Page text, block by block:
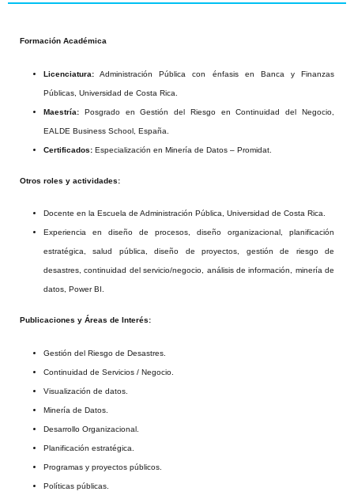
Formación Académica
Licenciatura: Administración Pública con énfasis en Banca y Finanzas
Públicas, Universidad de Costa Rica.
Maestría: Posgrado en Gestión del Riesgo en Continuidad del Negocio,
EALDE Business School, España.
Certificados: Especialización en Minería de Datos – Promidat.
Otros roles y actividades:
Docente en la Escuela de Administración Pública, Universidad de Costa Rica.
Experiencia en diseño de procesos, diseño organizacional, planificación
estratégica, salud pública, diseño de proyectos, gestión de riesgo de
desastres, continuidad del servicio/negocio, análisis de información, minería de
datos, Power BI.
Publicaciones y Áreas de Interés:
Gestión del Riesgo de Desastres.
Continuidad de Servicios / Negocio.
Visualización de datos.
Minería de Datos.
Desarrollo Organizacional.
Planificación estratégica.
Programas y proyectos públicos.
Políticas públicas.